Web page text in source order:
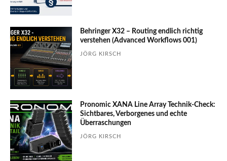
Behringer X32 – Routing endlich richtig
verstehen (Advanced Workflows 001)
JÖRG KIRSCH
Pronomic XANA Line Array Technik-Check:
Sichtbares, Verborgenes und echte
Überraschungen
JÖRG KIRSCH